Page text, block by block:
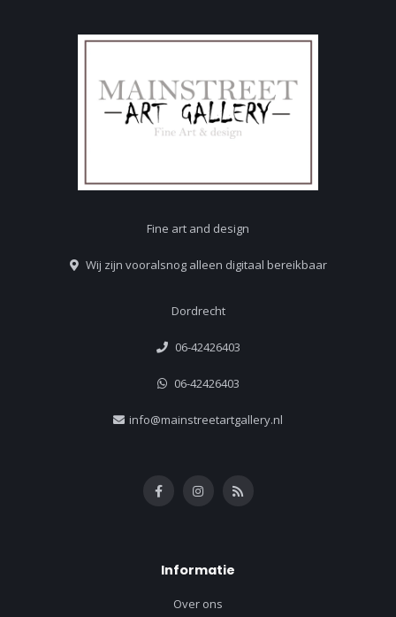
Fine art and design
Wij zijn vooralsnog alleen digitaal bereikbaar
Dordrecht
06-42426403
06-42426403
info@mainstreetartgallery.nl
Informatie
Over ons